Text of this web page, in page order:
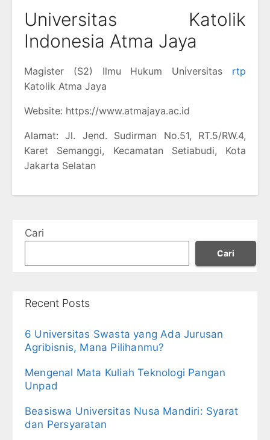
Universitas Katolik
Indonesia Atma Jaya
Magister (S2) Ilmu Hukum Universitas rtp
Katolik Atma Jaya
Website: https://www.atmajaya.ac.id
Alamat: Jl. Jend. Sudirman No.51, RT.5/RW.4,
Karet Semanggi, Kecamatan Setiabudi, Kota
Jakarta Selatan
Cari
Cari
Recent Posts
6 Universitas Swasta yang Ada Jurusan
Agribisnis, Mana Pilihanmu?
Mengenal Mata Kuliah Teknologi Pangan
Unpad
Beasiswa Universitas Nusa Mandiri: Syarat
dan Persyaratan